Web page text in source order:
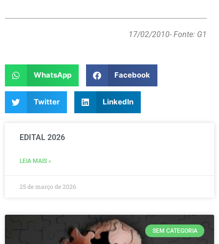
17/02/2010- Fonte: G1
WhatsApp Facebook
Twitter LinkedIn
EDITAL 2026
LEIA MAIS »
25 de março de 2026
SEM CATEGORIA